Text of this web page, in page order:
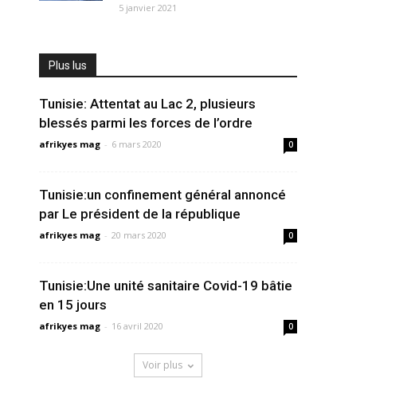
5 janvier 2021
Plus lus
Tunisie: Attentat au Lac 2, plusieurs
blessés parmi les forces de l’ordre
afrikyes mag - 6 mars 2020 0
Tunisie:un confinement général annoncé
par Le président de la république
afrikyes mag - 20 mars 2020 0
Tunisie:Une unité sanitaire Covid-19 bâtie
en 15 jours
afrikyes mag - 16 avril 2020 0
Voir plus